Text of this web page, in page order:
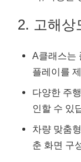
2. 고해상
A클래스는
플레이를
다양한 주
인할 수 있
차량 맞춤
춘 화면 구